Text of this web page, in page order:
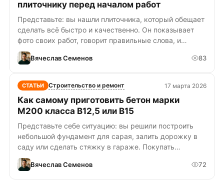
плиточнику перед началом работ
Представьте: вы нашли плиточника, который обещает
сделать всё быстро и качественно. Он показывает
фото своих работ, говорит правильные слова, и…
Вячеслав Семенов 83
СТАТЬИ Строительство и ремонт 17 марта 2026
Как самому приготовить бетон марки
М200 класса В12,5 или В15
Представьте себе ситуацию: вы решили построить
небольшой фундамент для сарая, залить дорожку в
саду или сделать стяжку в гараже. Покупать…
Вячеслав Семенов 72